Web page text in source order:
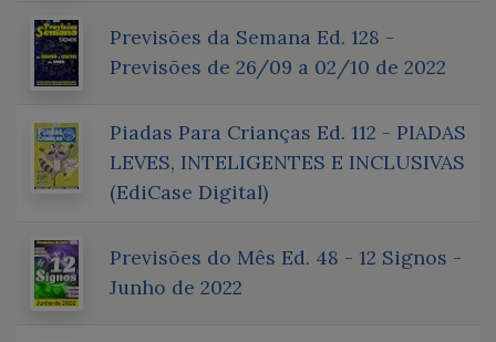
Previsões da Semana Ed. 128 -
Previsões de 26/09 a 02/10 de 2022
Piadas Para Crianças Ed. 112 - PIADAS
LEVES, INTELIGENTES E INCLUSIVAS
(EdiCase Digital)
Previsões do Mês Ed. 48 - 12 Signos -
Junho de 2022